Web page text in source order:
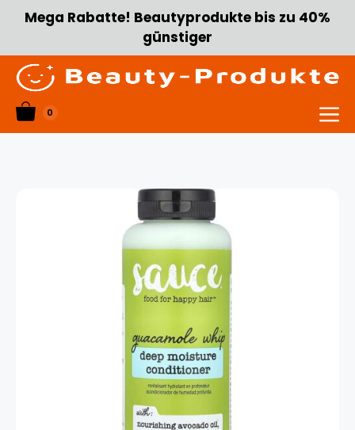
Zum
Inhalt
Mega Rabatte! Beautyprodukte bis zu 40%
günstiger
0
Menü